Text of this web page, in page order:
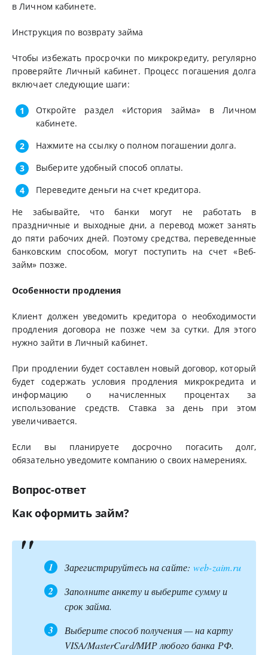
в Личном кабинете.
Инструкция по возврату займа
Чтобы избежать просрочки по микрокредиту, регулярно
проверяйте Личный кабинет. Процесс погашения долга
включает следующие шаги:
Откройте раздел «История займа» в Личном
кабинете.
Нажмите на ссылку о полном погашении долга.
Выберите удобный способ оплаты.
Переведите деньги на счет кредитора.
Не забывайте, что банки могут не работать в
праздничные и выходные дни, а перевод может занять
до пяти рабочих дней. Поэтому средства, переведенные
банковским способом, могут поступить на счет «Веб-
займ» позже.
Особенности продления
Клиент должен уведомить кредитора о необходимости
продления договора не позже чем за сутки. Для этого
нужно зайти в Личный кабинет.
При продлении будет составлен новый договор, который
будет содержать условия продления микрокредита и
информацию о начисленных процентах за
использование средств. Ставка за день при этом
увеличивается.
Если вы планируете досрочно погасить долг,
обязательно уведомите компанию о своих намерениях.
Вопрос-ответ
Как оформить займ?
Зарегистрируйтесь на сайте:web-zaim.ru
Заполните анкету и выберите сумму и
срок займа.
Выберите способ получения — на карту
VISA/MasterCard/МИР любого банка РФ.